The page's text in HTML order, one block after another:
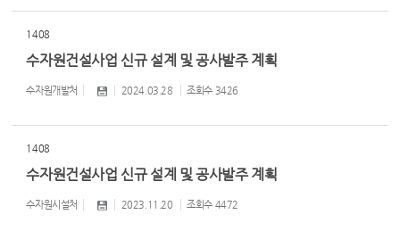
1408
수자원건설사업 신규 설계 및 공사발주 계획
수자원개발처 2024.03.28 조회수 3426
1408
수자원건설사업 신규 설계 및 공사발주 계획
수자원시설처 2023.11.20 조회수 4472